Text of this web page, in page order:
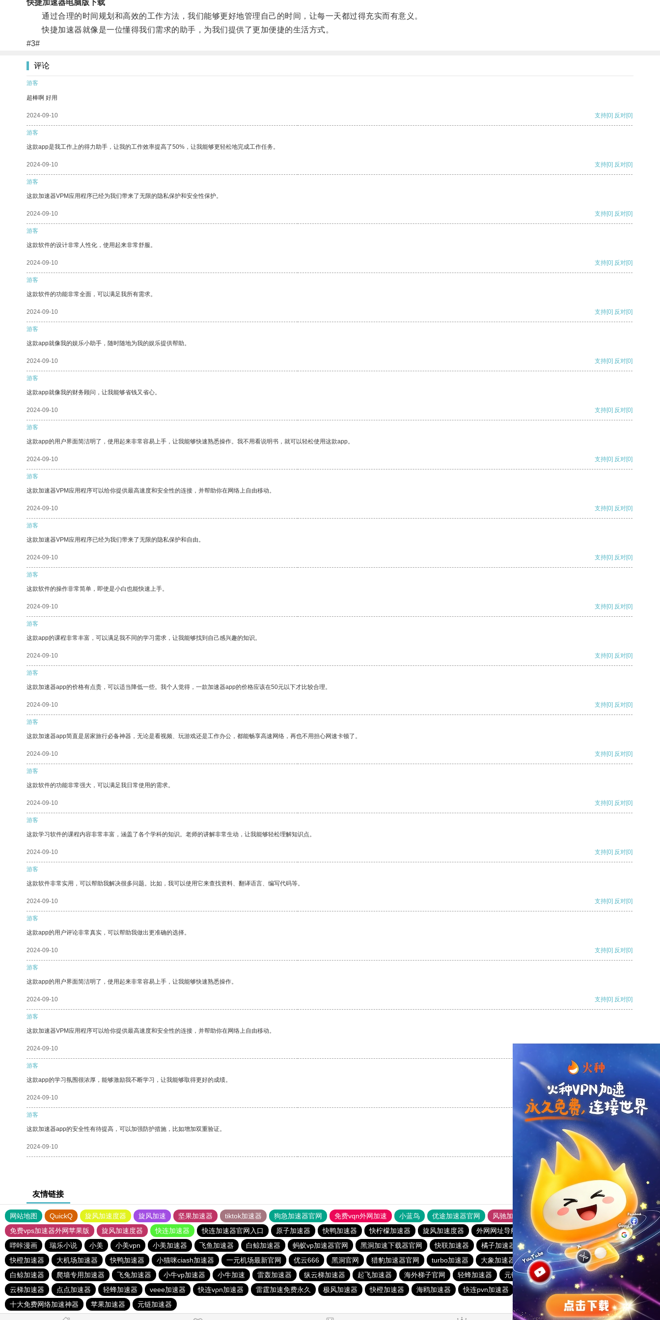
快捷加速器电脑版下载
通过合理的时间规划和高效的工作方法，我们能够更好地管理自己的时间，让每一天都过得充实而有意义。
快捷加速器就像是一位懂得我们需求的助手，为我们提供了更加便捷的生活方式。
#3#
评论
游客
超棒啊 好用
2024-09-10 支持[0] 反对[0]
游客
这款app是我工作上的得力助手，让我的工作效率提高了50%，让我能够更轻松地完成工作任务。
2024-09-10 支持[0] 反对[0]
游客
这款加速器VPM应用程序已经为我们带来了无限的隐私保护和安全性保护。
2024-09-10 支持[0] 反对[0]
游客
这款软件的设计非常人性化，使用起来非常舒服。
2024-09-10 支持[0] 反对[0]
游客
这款软件的功能非常全面，可以满足我所有需求。
2024-09-10 支持[0] 反对[0]
游客
这款app就像我的娱乐小助手，随时随地为我的娱乐提供帮助。
2024-09-10 支持[0] 反对[0]
游客
这款app就像我的财务顾问，让我能够省钱又省心。
2024-09-10 支持[0] 反对[0]
游客
这款app的用户界面简洁明了，使用起来非常容易上手，让我能够快速熟悉操作。我不用看说明书，就可以轻松使用这款app。
2024-09-10 支持[0] 反对[0]
游客
这款加速器VPM应用程序可以给你提供最高速度和安全性的连接，并帮助你在网络上自由移动。
2024-09-10 支持[0] 反对[0]
游客
这款加速器VPM应用程序已经为我们带来了无限的隐私保护和自由。
2024-09-10 支持[0] 反对[0]
游客
这款软件的操作非常简单，即使是小白也能快速上手。
2024-09-10 支持[0] 反对[0]
游客
这款app的课程非常丰富，可以满足我不同的学习需求，让我能够找到自己感兴趣的知识。
2024-09-10 支持[0] 反对[0]
游客
这款加速器app的价格有点贵，可以适当降低一些。我个人觉得，一款加速器app的价格应该在50元以下才比较合理。
2024-09-10 支持[0] 反对[0]
游客
这款加速器app简直是居家旅行必备神器，无论是看视频、玩游戏还是工作办公，都能畅享高速网络，再也不用担心网速卡顿了。
2024-09-10 支持[0] 反对[0]
游客
这款软件的功能非常强大，可以满足我日常使用的需求。
2024-09-10 支持[0] 反对[0]
游客
这款学习软件的课程内容非常丰富，涵盖了各个学科的知识。老师的讲解非常生动，让我能够轻松理解知识点。
2024-09-10 支持[0] 反对[0]
游客
这款软件非常实用，可以帮助我解决很多问题。比如，我可以使用它来查找资料、翻译语言、编写代码等。
2024-09-10 支持[0] 反对[0]
游客
这款app的用户评论非常真实，可以帮助我做出更准确的选择。
2024-09-10 支持[0] 反对[0]
游客
这款app的用户界面简洁明了，使用起来非常容易上手，让我能够快速熟悉操作。
2024-09-10 支持[0] 反对[0]
游客
这款加速器VPM应用程序可以给你提供最高速度和安全性的连接，并帮助你在网络上自由移动。
2024-09-10
游客
这款app的学习氛围很浓厚，能够激励我不断学习，让我能够取得更好的成绩。
2024-09-10 支持 [0] 反对 [0]
游客
这款加速器app的安全性有待提高，可以加强防护措施，比如增加双重验证。
2024-09-10 支持
友情链接
网站地图 QuickQ 旋风加速度器 旋风加速 坚果加速器 tiktok加速器 狗急加速器官网 免费vqn外网加速 小蓝鸟 优途加速器官网 风驰加速器
旋风加速器
免费vps加速器外网苹果版
旋风加速度器 快连加速器 快连加速器官网入口 原子加速器 快鸭加速器 快柠檬加速器 旋风加速度器 外网网址导航 软件中心 雷霆加速
狂飙加速器
哔咔漫画
瑞乐小说 小美 小美vpn 小美加速器 飞鱼加速器 白鲸加速器 蚂蚁vp加速器官网 黑洞加速下载器官网 快联加速器 橘子加速器 黑洞官方加速器
2023免费加速神器
快橙加速器
大机场加速器 快鸭加速器 小猫咪ciash加速器 一元机场最新官网 优云666 黑洞官网 猎豹加速器官网 turbo加速器 大象加速器 雷霆加速免费永久
橘子加速器
白鲸加速器
爬墙专用加速器 飞兔加速器 小牛vp加速器 小牛加速 雷轰加速器 纵云梯加速器 起飞加速器 海外梯子官网 轻蜂加速器 元链加速器 CC加速器
大象加速器
云梯加速器
点点加速器 轻蜂加速器 veee加速器 快连vρn加速器 雷霆加速免费永久 极风加速器 快橙加速器 海鸥加速器 快连pvn加速器 黑洞加速官网
白鲸加速器
十大免费网络加速神器
苹果加速器 元链加速器